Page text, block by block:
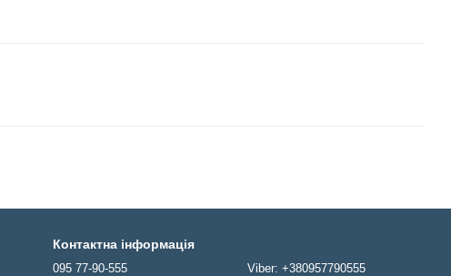
Контактна інформація
095 77-90-555
Viber: +380957790555